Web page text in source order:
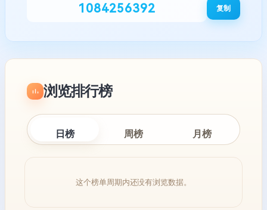
1084256392 复制
浏览排行榜
日榜 周榜 月榜
这个榜单周期内还没有浏览数据。